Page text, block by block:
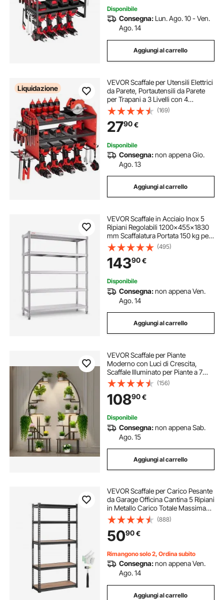
Disponibile
Consegna: Lun. Ago. 10 - Ven.
Ago. 14
Aggiungi al carrello
Liquidazione
VEVOR Scaffale per Utensili Elettrici
da Parete, Portautensili da Parete
per Trapani a 3 Livelli con 4
Supporti per Trapano, Portaoggetti
con Pannelli Forati Laterali, per
Utensili da Garage Officina
(169)
2790€
Disponibile
Consegna:non appena Gio.
Ago. 13
Aggiungi al carrello
VEVOR Scaffale in Acciaio Inox 5
Ripiani Regolabili 1200x455x1830
mm Scaffalatura Portata 150 kg per
Ripiano, Resistente per Cucina,
Garage, Magazzino e Officina
(495)
14390€
Disponibile
Consegna:non appena Ven.
Ago. 14
Aggiungi al carrello
VEVOR Scaffale per Piante
Moderno con Luci di Crescita,
Scaffale Illuminato per Piante a 7
Livelli Alto 1665 mm, Supporto
Angolari in Metallo, 3 Timer e 10
Livelli di Luminosità, Confezione da
2
(156)
10890€
Disponibile
Consegna:non appena Sab.
Ago. 15
Aggiungi al carrello
VEVOR Scaffale per Carico Pesante
da Garage Officina Cantina 5 Ripiani
in Metallo Carico Totale Massima
907,2kg, Scaffale in Metallo Altezza
Ripiano Regolabile 75 x 30 x 152
cm, Scaffale per Magazzino
(888)
5090€
Rimangono solo 2, Ordina subito
Consegna:non appena Ven.
Ago. 14
Aggiungi al carrello